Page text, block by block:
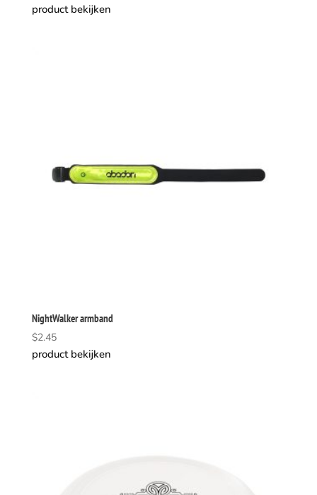
product bekijken
NightWalker armband
$2.45
product bekijken